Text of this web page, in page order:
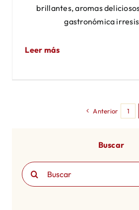
brillantes, aromas
gastronómica
Leer más
Anterior 1
Buscar
Buscar: